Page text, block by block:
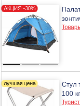
Стул
100